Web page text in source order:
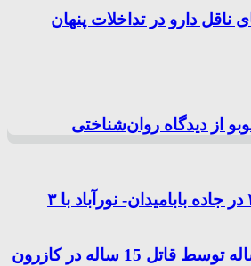
ناقل دارو در تداخلات پنهان
از دیدگاه روان‌شناختی
واژگونی پژو۲۰۶ در جاده بابامیدان- نورآباد با ۳